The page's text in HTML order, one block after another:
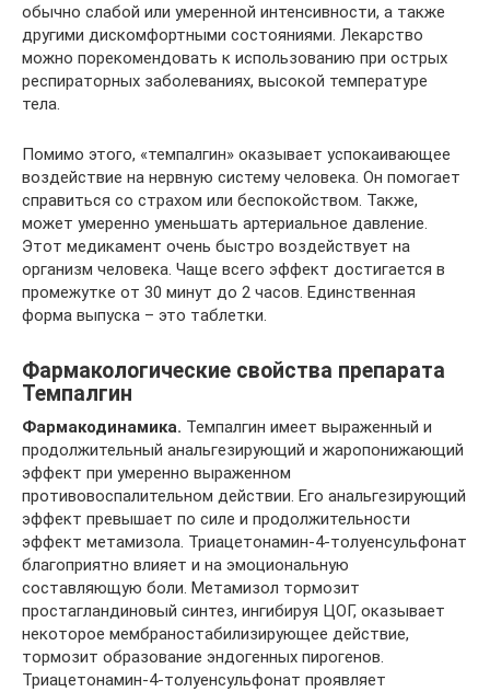
обычно слабой или умеренной интенсивности, а также
другими дискомфортными состояниями. Лекарство
можно порекомендовать к использованию при острых
респираторных заболеваниях, высокой температуре
тела.
Помимо этого, «темпалгин» оказывает успокаивающее
воздействие на нервную систему человека. Он помогает
справиться со страхом или беспокойством. Также,
может умеренно уменьшать артериальное давление.
Этот медикамент очень быстро воздействует на
организм человека. Чаще всего эффект достигается в
промежутке от 30 минут до 2 часов. Единственная
форма выпуска – это таблетки.
Фармакологические свойства препарата
Темпалгин
Фармакодинамика. Темпалгин имеет выраженный и
продолжительный анальгезирующий и жаропонижающий
эффект при умеренно выраженном
противовоспалительном действии. Его анальгезирующий
эффект превышает по силе и продолжительности
эффект метамизола. Триацетонамин-4-толуенсульфонат
благоприятно влияет и на эмоциональную
составляющую боли. Метамизол тормозит
простагландиновый синтез, ингибируя ЦОГ, оказывает
некоторое мембраностабилизирующее действие,
тормозит образование эндогенных пирогенов.
Триацетонамин-4-толуенсульфонат проявляет